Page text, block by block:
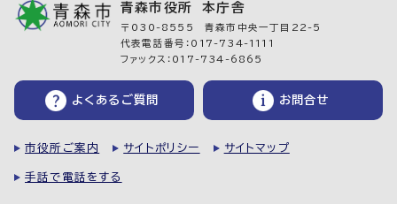
青森市役所 本庁舎
〒030-8555 青森市中央一丁目22-5
代表電話番号：017-734-1111
ファックス：017-734-6865
よくあるご質問 お問合せ
市役所ご案内 サイトポリシー サイトマップ
手話で電話をする